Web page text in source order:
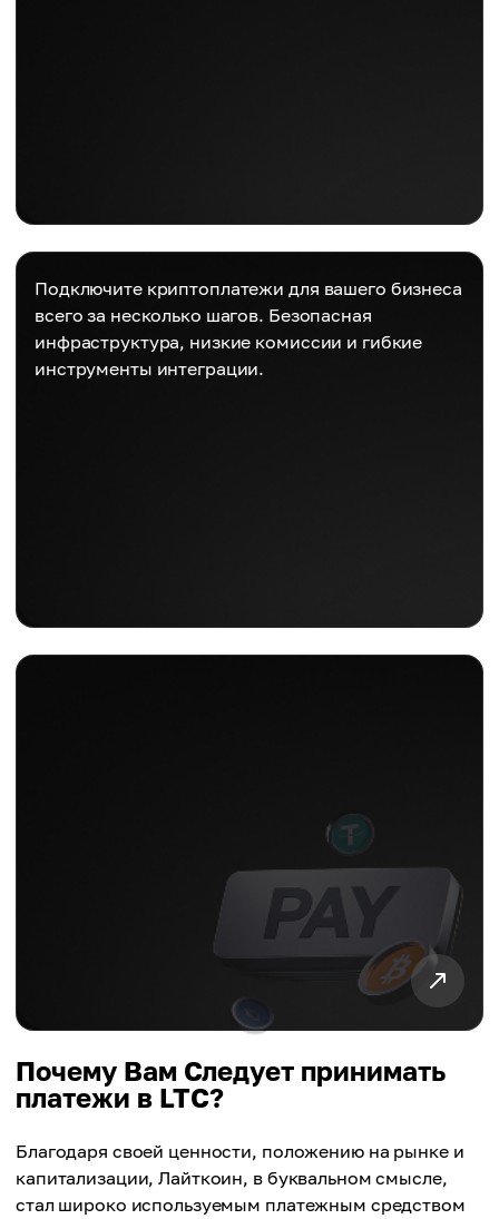
Подключите криптоплатежи для вашего бизнеса
всего за несколько шагов. Безопасная
инфраструктура, низкие комиссии и гибкие
инструменты интеграции.
Почему Вам Следует принимать
платежи в LTC?
Благодаря своей ценности, положению на рынке и
капитализации, Лайткоин, в буквальном смысле,
стал широко используемым платежным средством